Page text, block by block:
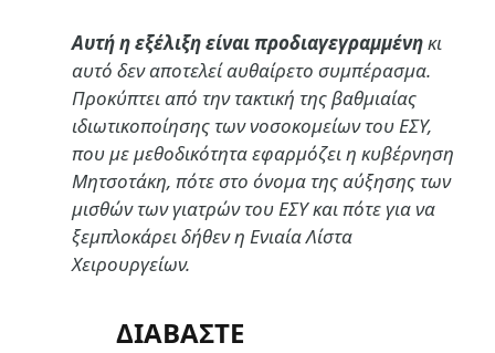
Αυτή η εξέλιξη είναι προδιαγεγραμμένηκι
αυτό δεν αποτελεί αυθαίρετο συμπέρασμα.
Προκύπτει από την τακτική της βαθμιαίας
ιδιωτικοποίησης των νοσοκομείων του ΕΣΥ,
που με μεθοδικότητα εφαρμόζει η κυβέρνηση
Μητσοτάκη, πότε στο όνομα της αύξησης των
μισθών των γιατρών του ΕΣΥ και πότε για να
ξεμπλοκάρει δήθεν η Ενιαία Λίστα
Χειρουργείων.
ΔΙΑΒΑΣΤΕ